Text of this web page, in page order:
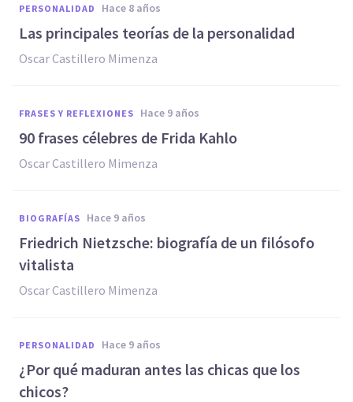
PERSONALIDAD hace 8 años
Las principales teorías de la personalidad
Oscar Castillero Mimenza
FRASES Y REFLEXIONES hace 9 años
90 frases célebres de Frida Kahlo
Oscar Castillero Mimenza
BIOGRAFÍAS hace 9 años
Friedrich Nietzsche: biografía de un filósofo
vitalista
Oscar Castillero Mimenza
PERSONALIDAD hace 9 años
¿Por qué maduran antes las chicas que los
chicos?